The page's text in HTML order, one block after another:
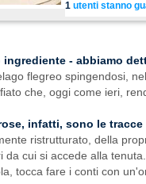
1 utenti stanno
ingrediente - abbiamo
flegreo spingendosi,
che, oggi come ieri,
infatti, sono le
ristrutturato, della
da cui si accede alla
tocca fare i conti con